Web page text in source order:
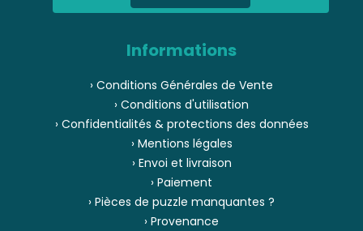
Informations
› Conditions Générales de Vente
› Conditions d'utilisation
› Confidentialités & protections des données
› Mentions légales
› Envoi et livraison
› Paiement
› Pièces de puzzle manquantes ?
› Provenance